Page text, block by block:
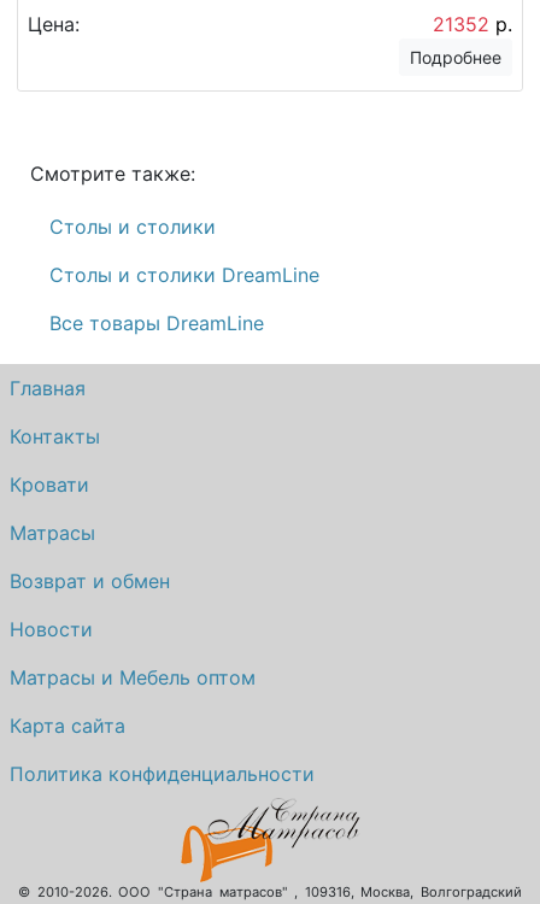
Цена: 21352 р.
Подробнее
Смотрите также:
Столы и столики
Столы и столики DreamLine
Все товары DreamLine
Главная
Контакты
Кровати
Матрасы
Возврат и обмен
Новости
Матрасы и Мебель оптом
Карта сайта
Политика конфиденциальности
© 2010-2026.ООО "Страна матрасов" 109316, Москва
Волгоградский